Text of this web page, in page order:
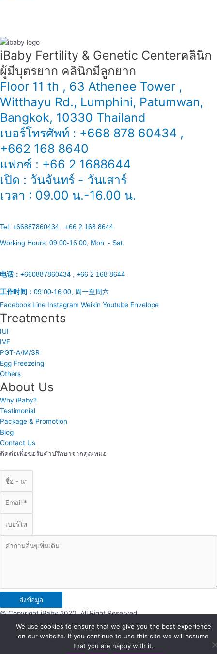
iBaby Fertility & Genetic Center​ คลินิก
ผู้มีบุตรยาก คลินิกมีลูกยาก
Floor 11 th , 63 Athenee Tower ,
Witthayu Rd., Lumphini, Patumwan,
Bangkok, 10330 Thailand
เบอร์โทรศัพท์ : +668 878 60434 ,
+662 168 8640
แฟกซ์ : +66 2 1688644
เปิด : วันจันทร์ - วันเสาร์
เวลา : 09.00 น.-16.00 น.
Tel: +66887860434 , +66 2 168 8644
Working Hours: 09:00-16:00 , Mon. - Sat.
电话： +660887860434 , +66 2 168 8644
工作时间： 09:00-16:00, 周一至周六
Facebook Line Instagram Weixin Youtube Envelope
Treatments
IUI
IVF
PGT-A/M/SR
Egg Freezeing
Others
About Us
Why iBaby?
Testimonial
Package & Promotion
Blog
Contact Us
ติดต่อเพื่อขอรับคำปรึกษาจากคุณหมอ
ส่งข้อมูล
© Copyright iBaby 2020. All Right Reserved.
We use cookies to ensure that we give you the best experience
on our website. If you continue to use this site we will assume
that you are happy with it.